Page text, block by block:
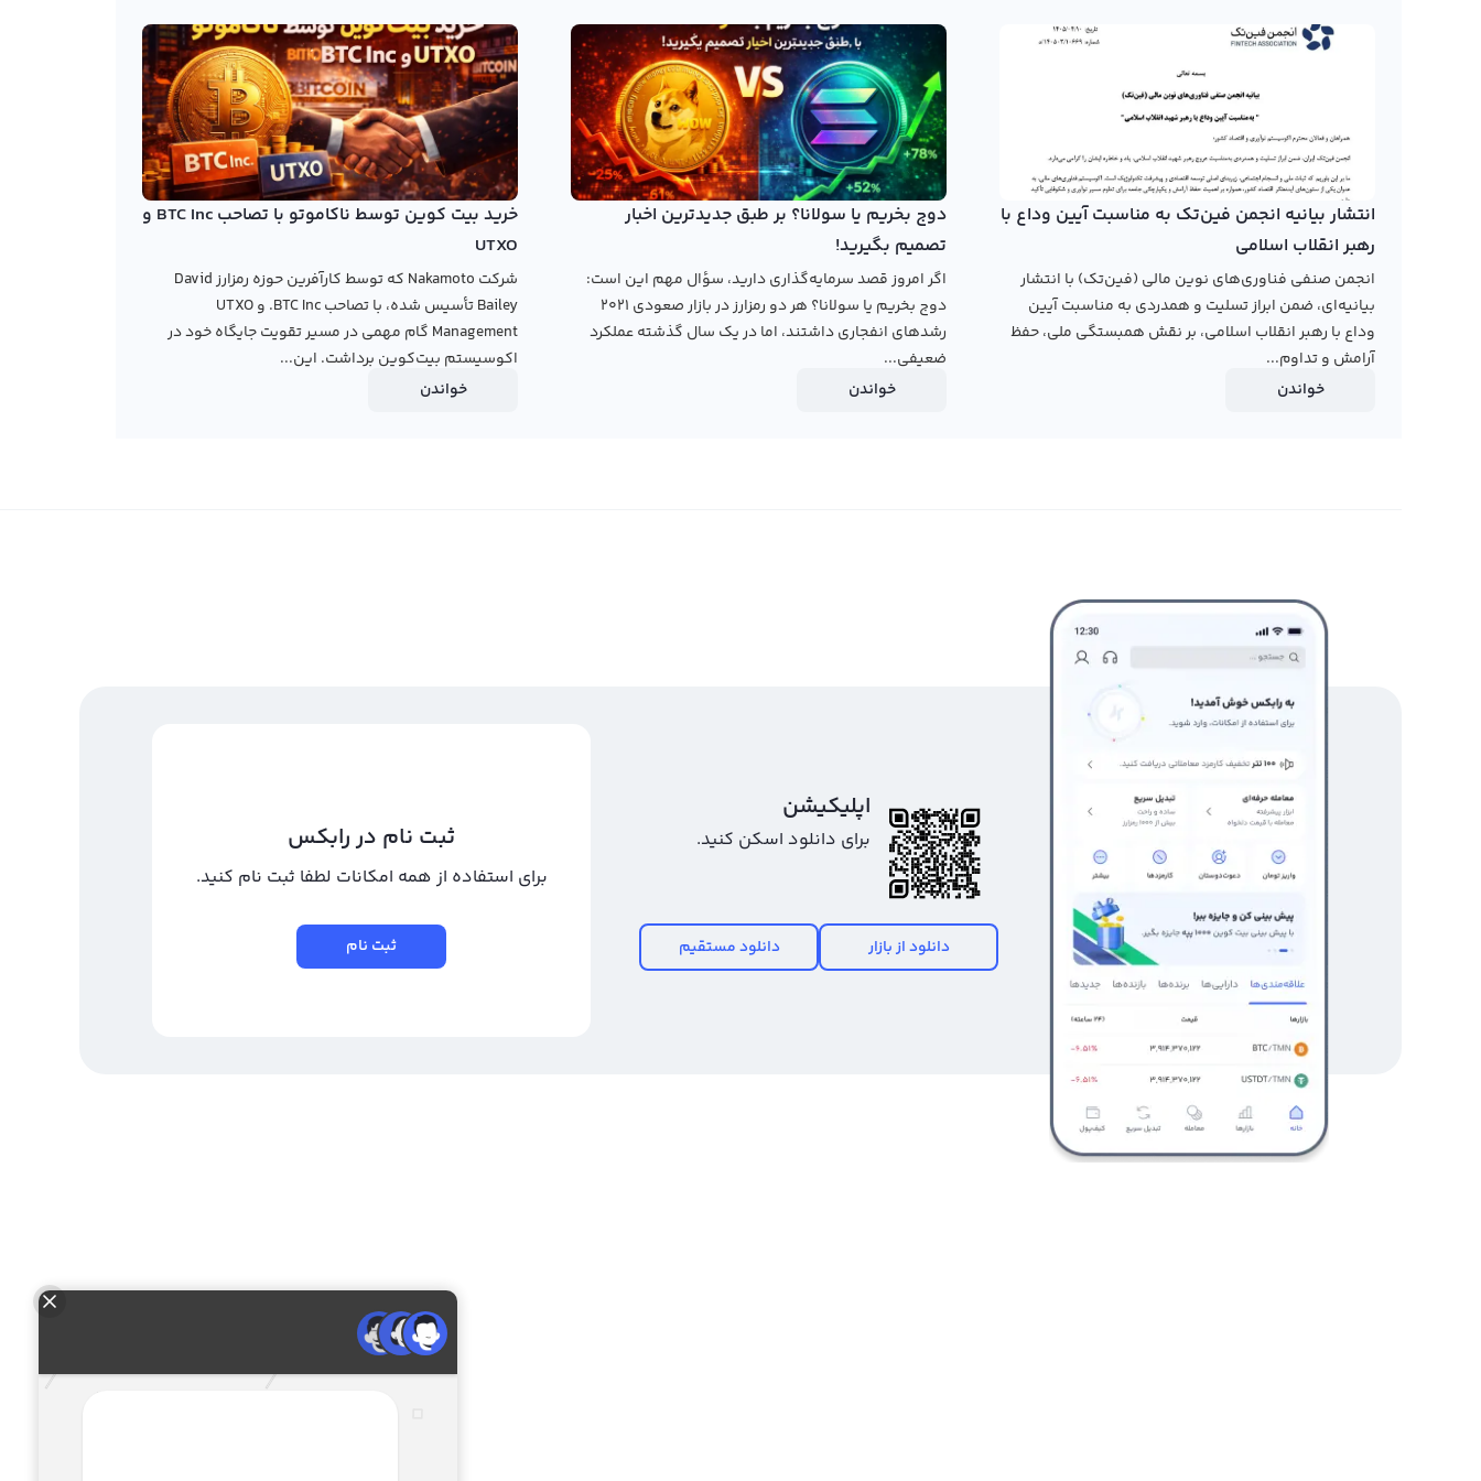
مورد بررسی قرار دهید. نمودار اسلیپلس ای آی اطلاعات قیمت این رمزارز را با استفاده از شاخص‌ها و نمایش‌های گرافیکی
مختلف، مانند کندل و نمودار خطی، برای شما نمایش می‌دهد. همچنین این نمودار امکان استفاده از تایم فریم‌های متنوع را به
شما می‌دهد تا بتوانید نمودار اسلیپلس ای آی را به بهترین شکل بررسی کنید.
از آنجایی که Sleepless اسلیپلس ای آی به تازگی وارد بازار ارز دیجیتال شده است، هنوز به تعداد زیادی از صرافی‌های ایرانی
توزیع نشده است. اغلب این صرافی‌ها در سال 1399 شرکت کرده‌اند و بیشتر از صورت‌های تکراری معاملات روزانه استفاده
می‌کنند. برای دیدن نمودار قیمت Sleepless اسلیپلس ای آی به تومان و دلار، می‌توانید به سایت صرافی دلخواه خود مراجعه
کنید. در این صفحه، نمودار قیمت Sleepless اسلیپلس ای آی به تومان و دلار را برای اطلاعات کاربران ارائه می‌دهیم.
رابکس از خرید و فروش بیش از ۱۰۰۰ ارز دیجیتال پشتیبانی می‌کند. برای معامله رمز ai، به صفحه
خرید ai بروید.
انتشار بیانیه انجمن فین‌تک به مناسبت آیین وداع با
رهبر انقلاب اسلامی
انجمن صنفی فناوری‌های نوین مالی (فین‌تک) با انتشار
بیانیه‌ای، ضمن ابراز تسلیت و همدردی به مناسبت آیین
وداع با رهبر انقلاب اسلامی، بر نقش همبستگی ملی، حفظ
آرامش و تداوم...
خواندن
دوج بخریم یا سولانا؟ بر طبق جدیدترین اخبار
تصمیم بگیرید!
اگر امروز قصد سرمایه‌گذاری دارید، سؤال مهم این است:
دوج بخریم یا سولانا؟ هر دو رمزارز در بازار صعودی ۲۰۲۱
رشدهای انفجاری داشتند، اما در یک سال گذشته عملکرد
ضعیفی...
خواندن
خرید بیت کوین توسط ناکاموتو با تصاحب BTC Inc و
UTXO
شرکت Nakamoto که توسط کارآفرین حوزه رمزارز David
Bailey تأسیس شده، با تصاحب BTC Inc. و UTXO
Management گام مهمی در مسیر تقویت جایگاه خود در
اکوسیستم بیت‌کوین برداشت. این...
خواندن
اپلیکیشن
برای دانلود اسکن کنید.
دانلود از بازار دانلود مستقیم
ثبت نام در رابکس
برای استفاده از همه امکانات لطفا ثبت نام کنید.
ثبت نام